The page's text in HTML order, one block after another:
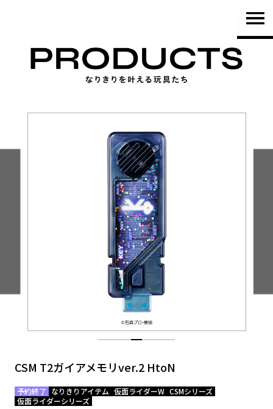
TOP
PRODUCTS
NEWS
BRAND
EVENT
CSM T2ガイアメモリver.2 HtoN
予約終了 なりきりアイテム 仮面ライダーW CSMシリーズ
仮面ライダーシリーズ